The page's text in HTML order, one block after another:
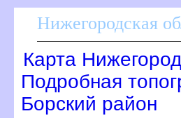
Нижегородская
Карта
Подробная
Борский район